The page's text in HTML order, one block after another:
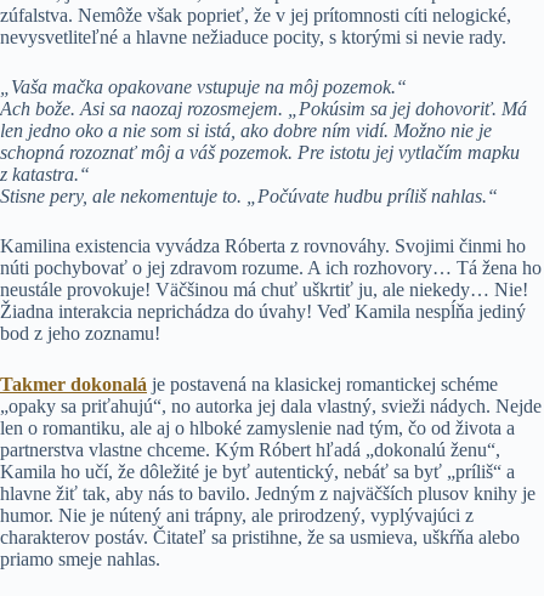
zúfalstva. Nemôže však poprieť, že v jej prítomnosti cíti nelogické,
nevysvetliteľné a hlavne nežiaduce pocity, s ktorými si nevie rady.
„Vaša mačka opakovane vstupuje na môj pozemok.“
Ach bože. Asi sa naozaj rozosmejem. „Pokúsim sa jej dohovoriť. Má
len jedno oko a nie som si istá, ako dobre ním vidí. Možno nie je
schopná rozoznať môj a váš pozemok. Pre istotu jej vytlačím mapku
z katastra.“
Stisne pery, ale nekomentuje to. „Počúvate hudbu príliš nahlas.“
Kamilina existencia vyvádza Róberta z rovnováhy. Svojimi činmi ho
núti pochybovať o jej zdravom rozume. A ich rozhovory… Tá žena ho
neustále provokuje! Väčšinou má chuť uškrtiť ju, ale niekedy… Nie!
Žiadna interakcia neprichádza do úvahy! Veď Kamila nespĺňa jediný
bod z jeho zoznamu!
Takmer dokonalá je postavená na klasickej romantickej schéme
„opaky sa priťahujú“, no autorka jej dala vlastný, svieži nádych. Nejde
len o romantiku, ale aj o hlboké zamyslenie nad tým, čo od života a
partnerstva vlastne chceme. Kým Róbert hľadá „dokonalú ženu“,
Kamila ho učí, že dôležité je byť autentický, nebáť sa byť „príliš“ a
hlavne žiť tak, aby nás to bavilo. Jedným z najväčších plusov knihy je
humor. Nie je nútený ani trápny, ale prirodzený, vyplývajúci z
charakterov postáv. Čitateľ sa pristihne, že sa usmieva, uškŕňa alebo
priamo smeje nahlas.